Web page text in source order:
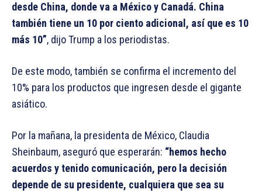
desde China, donde va a México y Canadá. China
también tiene un 10 por ciento adicional, así que es 10
más 10”, dijo Trump a los periodistas.
De este modo, también se confirma el incremento del
10% para los productos que ingresen desde el gigante
asiático.
Por la mañana, la presidenta de México, Claudia
Sheinbaum, aseguró que esperarán: “hemos hecho
acuerdos y tenido comunicación, pero la decisión
depende de su presidente, cualquiera que sea su